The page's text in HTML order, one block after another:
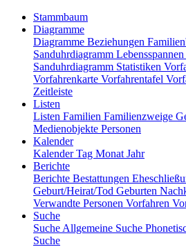
Stammbaum
Diagramme
Diagramme Beziehungen
Sanduhrdiagramm Lebensspannen
Sanduhrdiagramm Statistiken
Vorfahrenkarte Vorfahrentafel
Zeitleiste
Listen
Listen Familien Familienzweige
Medienobjekte Personen
Kalender
KalenderTag Monat Jahr
Berichte
Berichte Bestattungen
Geburt/Heirat/Tod Geburten
Verwandte Personen Vorfahren
Suche
Suche Allgemeine Suche
Suche